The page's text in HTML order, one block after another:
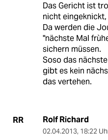
Das Gericht ist
nicht
Da werden die
"nächste Mal
sichern müssen.
Soso das
gibt es kein
das vertehen.
RR Rolf Richard
02.04.2013, 18:22